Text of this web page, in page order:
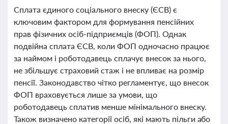
Сплата єдиного соціального внеску (ЄСВ) є
ключовим фактором для формування пенсійних
прав фізичних осіб-підприємців (ФОП). Однак
подвійна сплата ЄСВ, коли ФОП одночасно працює
за наймом і роботодавець сплачує внесок за нього,
не збільшує страховий стаж і не впливає на розмір
пенсії. Законодавство чітко регламентує, що внесок
ФОП враховується лише за умови, що
роботодавець сплатив менше мінімального внеску.
Також визначено категорії осіб, які мають пільги або